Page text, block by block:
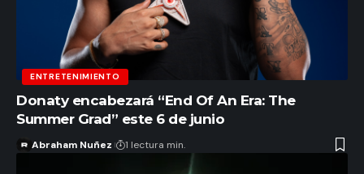
ENTRETENIMIENTO
Donaty encabezará “End Of An Era: The
Summer Grad” este 6 de junio
Abraham Nuñez 1 lectura min.